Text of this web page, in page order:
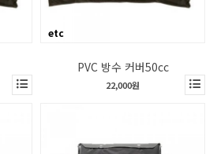
etc
PVC 방수 커버50cc
22,000원